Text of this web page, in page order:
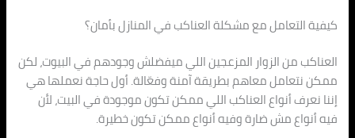
كيفية التعامل مع مشكلة العناكب في المنازل بأمان؟
العناكب من الزوار المزعجين اللي ميفضلش وجودهم في البيوت، لكن
ممكن نتعامل معاهم بطريقة آمنة وفعّالة. أول حاجة نعملها هي
إننا نعرف أنواع العناكب اللي ممكن تكون موجودة في البيت، لأن
فيه أنواع مش ضارة وفيه أنواع ممكن تكون خطيرة.